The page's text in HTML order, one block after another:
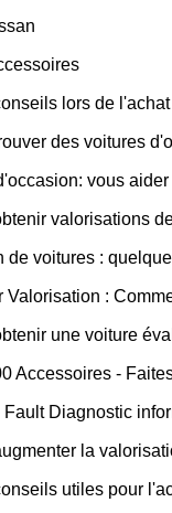
lors de
des voitures
vous
valorisations
de voitures :
Valorisation :
une voiture
Accessoires -
Fault Diagnostic
la
utiles pour